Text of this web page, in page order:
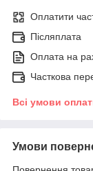
Оплатити
Післяплата
Оплата на
Часткова
Всі умови
Умови